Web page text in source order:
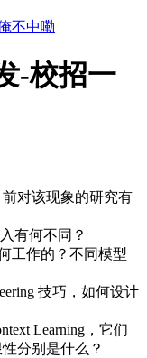
不中嘞
-校招一
对该现象的研究有
有何不同？
工作的？不同模型
技巧，如何设计
Learning，它们
分别是什么？